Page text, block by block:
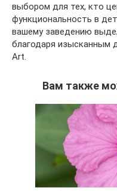
выбором для тех, кто
функциональность в
вашему заведению
благодаря изысканным
Art.
Вам также